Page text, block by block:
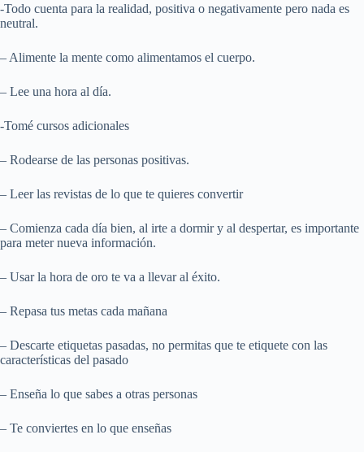
-Todo cuenta para la realidad, positiva o negativamente pero nada es
neutral.
– Alimente la mente como alimentamos el cuerpo.
– Lee una hora al día.
-Tomé cursos adicionales
– Rodearse de las personas positivas.
– Leer las revistas de lo que te quieres convertir
– Comienza cada día bien, al irte a dormir y al despertar, es importante
para meter nueva información.
– Usar la hora de oro te va a llevar al éxito.
– Repasa tus metas cada mañana
– Descarte etiquetas pasadas, no permitas que te etiquete con las
características del pasado
– Enseña lo que sabes a otras personas
– Te conviertes en lo que enseñas